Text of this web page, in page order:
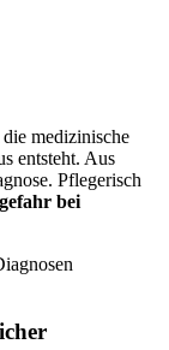
medizinische
entsteht. Aus
Pflegerisch
bei